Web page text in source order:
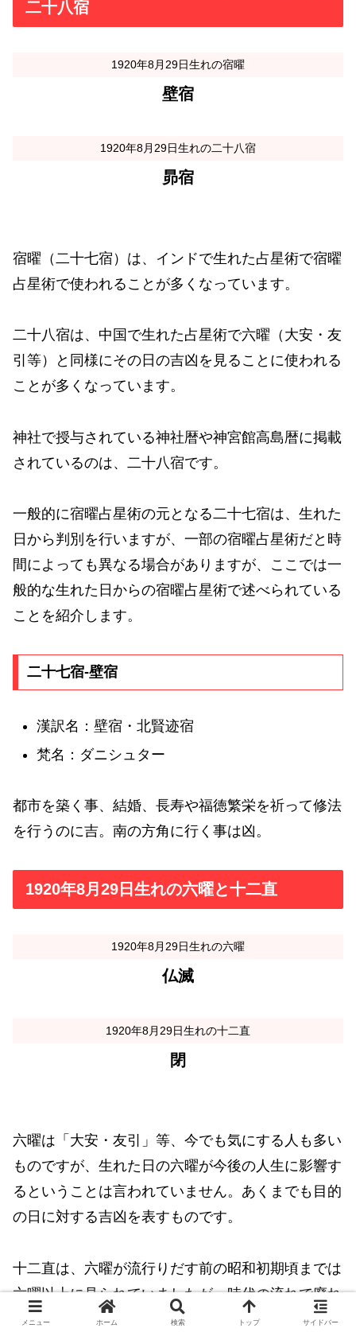
二十八宿
1920年8月29日生れの宿曜
壁宿
1920年8月29日生れの二十八宿
昴宿
宿曜（二十七宿）は、インドで生れた占星術で宿曜
占星術で使われることが多くなっています。
二十八宿は、中国で生れた占星術で六曜（大安・友
引等）と同様にその日の吉凶を見ることに使われる
ことが多くなっています。
神社で授与されている神社暦や神宮館高島暦に掲載
されているのは、二十八宿です。
一般的に宿曜占星術の元となる二十七宿は、生れた
日から判別を行いますが、一部の宿曜占星術だと時
間によっても異なる場合がありますが、ここでは一
般的な生れた日からの宿曜占星術で述べられている
ことを紹介します。
二十七宿-壁宿
漢訳名：壁宿・北賢迹宿
梵名：ダニシュター
都市を築く事、結婚、長寿や福徳繁栄を祈って修法
を行うのに吉。南の方角に行く事は凶。
1920年8月29日生れの六曜と十二直
1920年8月29日生れの六曜
仏滅
1920年8月29日生れの十二直
閉
六曜は「大安・友引」等、今でも気にする人も多い
ものですが、生れた日の六曜が今後の人生に影響す
るということは言われていません。あくまでも目的
の日に対する吉凶を表すものです。
十二直は、六曜が流行りだす前の昭和初期頃までは
六曜以上に見られていましたが、時代の流れで廃れ
てきました。ただし神社で授与されている神社暦や
メニュー ホーム 検索 トップ サイドバー